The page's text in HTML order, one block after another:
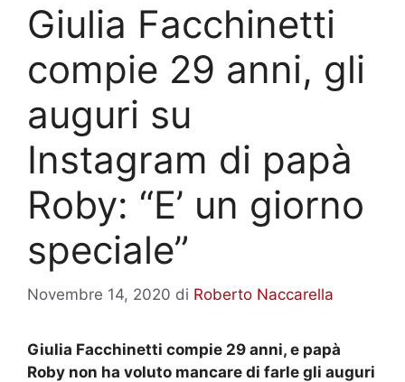
Giulia Facchinetti
compie 29 anni, gli
auguri su
Instagram di papà
Roby: “E’ un giorno
speciale”
Novembre 14, 2020 di Roberto Naccarella
Giulia Facchinetti compie 29 anni, e papà
Roby non ha voluto mancare di farle gli auguri